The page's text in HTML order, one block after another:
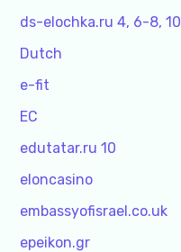
ds-elochka.ru 4, 6-8, 10
Dutch
e-fit
EC
edutatar.ru 10
eloncasino
embassyofisrael.co.uk
epeikon.gr